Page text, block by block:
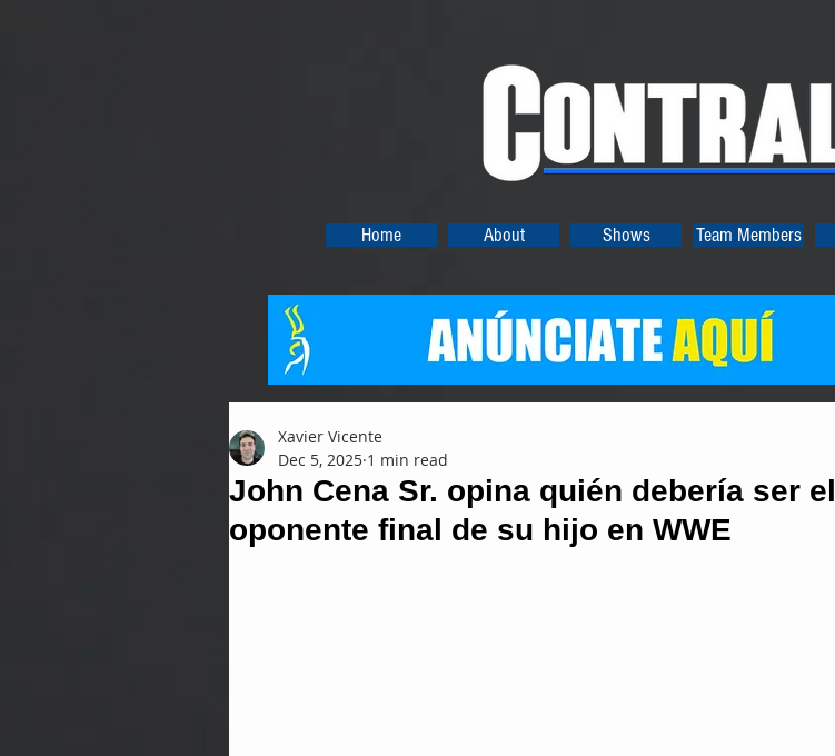
Home About Shows Team Members
John Cena Sr. opina quién debería ser el
oponente final de su hijo en WWE
Xavier Vicente
Dec 5, 2025 1 min read